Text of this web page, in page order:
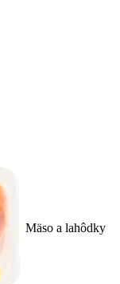
Mäso a lahôdky